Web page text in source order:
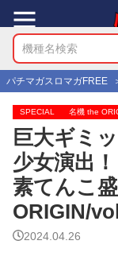
パチマガスロマガFREE
SPECIAL 名機 the
巨大ギミ
少女演出
素てんこ
ORIGIN/
2024.04.26